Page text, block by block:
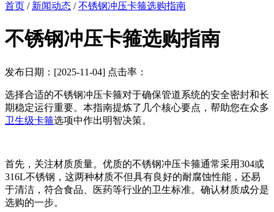
首页 / 新闻动态 /不锈钢冲压卡箍选购指南
不锈钢冲压卡箍选购指南
发布日期：[2025-11-04] 点击率：
选择合适的不锈钢冲压卡箍对于确保管道系统的安全密封和长
期稳定运行重要。本指南提炼了几个核心要点，帮助您在众多
卫生级卡箍选项中作出明智决策。
首先，关注材质质量。优质的不锈钢冲压卡箍通常采用304或
316L不锈钢，这两种材质不但具有良好的耐腐蚀性能，还易
于清洁，符合食品、医药等行业的卫生标准。确认材质成分是
选购的一步。